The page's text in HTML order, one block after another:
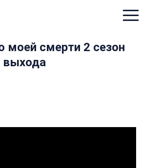
моей смерти 2 сезон
выхода